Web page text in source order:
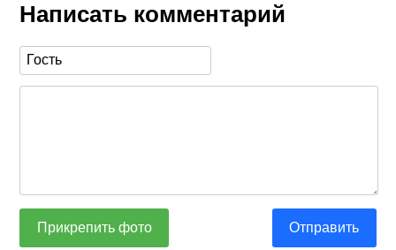
Написать комментарий
Прикрепить фото Отправить